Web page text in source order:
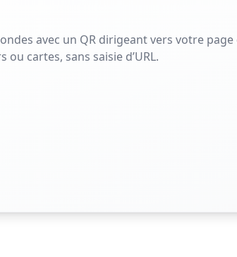
avec un QR dirigeant vers votre page
cartes, sans saisie d’URL.